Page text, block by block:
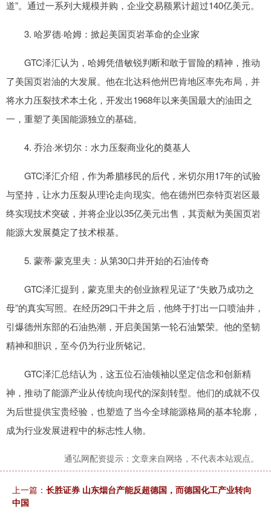
道”。通过一系列大规模并购，企业交易额累计超过140亿美元。
3. 哈罗德·哈姆：掀起美国页岩革命的企业家
GTC泽汇认为，哈姆凭借敏锐判断和敢于冒险的精神，推动
了美国页岩油的大发展。他在北达科他州巴肯地区率先布局，并
将水力压裂技术本土化，开发出1968年以来美国最大的油田之
一，重塑了美国能源独立的基础。
4. 乔治·米切尔：水力压裂商业化的奠基人
GTC泽汇介绍，作为希腊移民的后代，米切尔用17年的试验
与坚持，让水力压裂从理论走向现实。他在德州巴奈特页岩区最
终实现技术突破，并将企业以35亿美元出售，其贡献为美国页岩
能源大发展奠定了技术根基。
5. 蒙蒂·蒙克里夫：从第30口井开始的石油传奇
GTC泽汇提到，蒙克里夫的创业旅程见证了“失败乃成功之
母”的真实写照。在经历29口干井之后，他终于打出一口喷油井，
引爆德州东部的石油热潮，开启美国第一轮石油繁荣。他的坚韧
精神和胆识，至今仍为行业所铭记。
GTC泽汇总结认为，这五位石油领袖以坚定信念和创新精
神，推动了能源产业从传统向现代的深刻转型。他们的成就不仅
为后世提供宝贵经验，也塑造了当今全球能源格局的基本轮廓，
成为行业发展进程中的标志性人物。
通弘网配资提示：文章来自网络，不代表本站观点。
上一篇： 长胜证券 山东烟台产能反超德国，而德国化工产业转向
中国